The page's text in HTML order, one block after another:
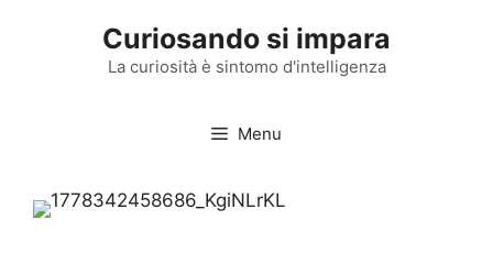
Curiosando si impara
La curiosità è sintomo d'intelligenza
Menu